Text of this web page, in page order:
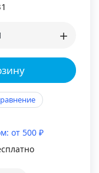
от 500 ₽